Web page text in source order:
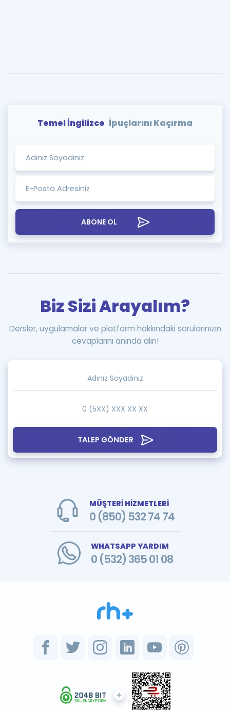
Temel İngilizce İpuçlarını Kaçırma
ABONE OL
TALEP GÖNDER
Biz Sizi Arayalım?
Dersler, uygulamalar ve platform hakkındaki sorularınızın
cevaplarını anında alın!
MÜŞTERİ HİZMETLERİ
0 (850) 532 74 74
WHATSAPP YARDIM
0 (532) 365 01 08